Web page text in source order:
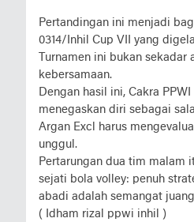
Pertandingan ini menjadi
0314/Inhil Cup VII yang
Turnamen ini bukan
kebersamaan.
Dengan hasil ini, Cakra
menegaskan diri sebagai
Argan Excl harus
unggul.
Pertarungan dua tim malam
sejati bola volley: penuh
abadi adalah semangat
( Idham rizal ppwi inhil )